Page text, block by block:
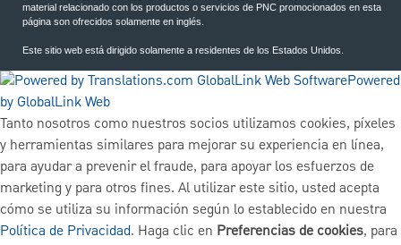
material relacionado con los productos o servicios de PNC promocionados en esta
página son ofrecidos solamente en inglés.
Este sitio web está dirigido solamente a residentes de los Estados Unidos.
Powered
by GlobalLink Web
Tanto nosotros como nuestros socios utilizamos cookies, píxeles
y herramientas similares para mejorar su experiencia en línea,
para ayudar a prevenir el fraude, para apoyar los esfuerzos de
marketing y para otros fines. Al utilizar este sitio, usted acepta
cómo se utiliza su información según lo establecido en nuestra
Política de Privacidad. Haga clic en Preferencias de cookies, para